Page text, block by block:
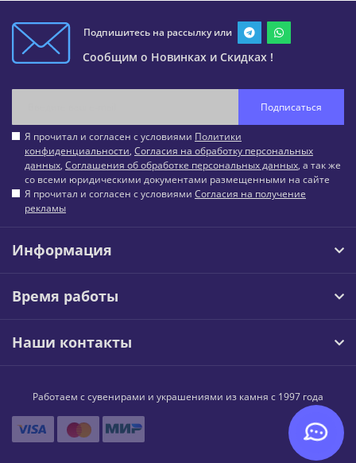
Подпишитесь на рассылку или
Сообщим о Новинках и Скидках !
Подписаться
Я прочитал и согласен с условиями Политики
конфиденциальности, Согласия на обработку персональных
данных, Соглашения об обработке персональных данных, а так же
со всеми юридическими документами размещенными на сайте
Я прочитал и согласен с условиями Согласия на получение
рекламы
Информация
Время работы
Наши контакты
Работаем с сувенирами и украшениями из камня с 1997 года